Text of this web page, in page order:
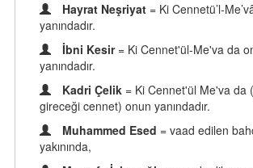
Hayrat Neşriyat = Ki Cennetü’l-
yanındadır.
İbni Kesir = Ki Cennet'ül-Me'va da
yanındadır.
Kadri Çelik = Ki Cennet'ül Me'va da
gireceği cennet) onun yanındadır.
Muhammed Esed = vaad edilen
yakınında,